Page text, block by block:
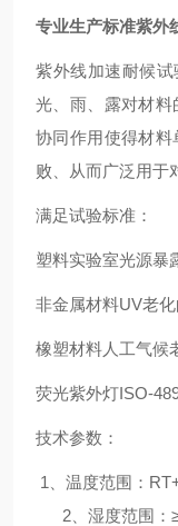
专业生产标准紫外
紫外线加速耐候试
光、雨、露对材
协同作用使得材
败、从而广泛用于
满足试验标准：
塑料实验室光源暴
非金属材料UV老
橡塑材料人工气候
荧光紫外灯ISO-
技术参数：
1、温度范围：
2、湿度范围：